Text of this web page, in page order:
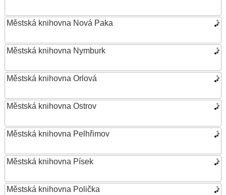
Městská knihovna Nová Paka
Městská knihovna Nymburk
Městská knihovna Orlová
Městská knihovna Ostrov
Městská knihovna Pelhřimov
Městská knihovna Písek
Městská knihovna Polička